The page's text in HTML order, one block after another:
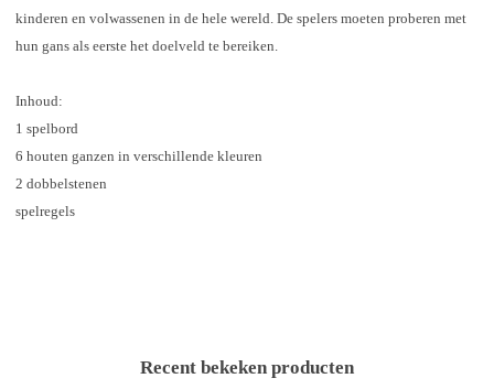
kinderen en volwassenen in de hele wereld. De spelers moeten proberen met
hun gans als eerste het doelveld te bereiken.
Inhoud:
1 spelbord
6 houten ganzen in verschillende kleuren
2 dobbelstenen
spelregels
Recent bekeken producten